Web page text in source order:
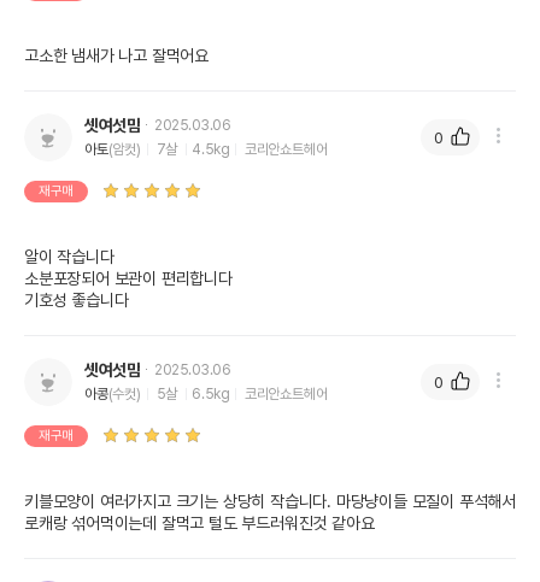
고소한 냄새가 나고 잘먹어요
셋여섯맘
2025.03.06
아토(암컷) 7살 4.5kg 코리안쇼트헤어
재구매
알이 작습니다
소분포장되어 보관이 편리합니다
기호성 좋습니다
0
셋여섯맘
2025.03.06
아콩(수컷) 5살 6.5kg 코리안쇼트헤어
재구매
키블모양이 여러가지고 크기는 상당히 작습니다. 마당냥이들 모질이 푸석해서
로캐랑 섞어먹이는데 잘먹고 털도 부드러워진것 같아요
0